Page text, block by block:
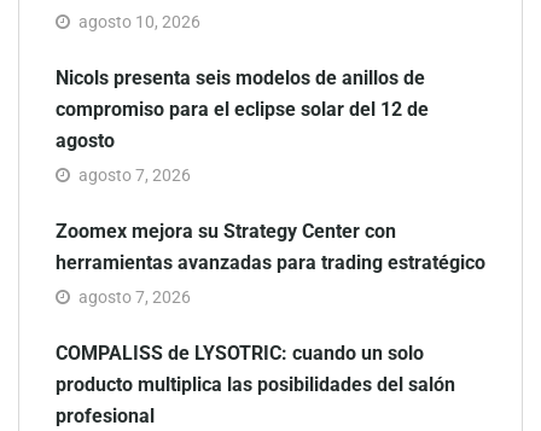
agosto 10, 2026
Nicols presenta seis modelos de anillos de
compromiso para el eclipse solar del 12 de
agosto
agosto 7, 2026
Zoomex mejora su Strategy Center con
herramientas avanzadas para trading estratégico
agosto 7, 2026
COMPALISS de LYSOTRIC: cuando un solo
producto multiplica las posibilidades del salón
profesional